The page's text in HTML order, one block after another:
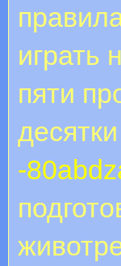
играть
пяти
-